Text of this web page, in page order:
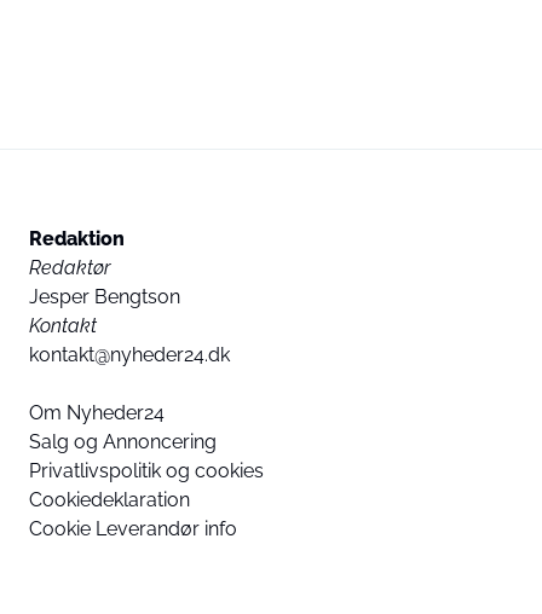
Redaktion
Redaktør
Jesper Bengtson
Kontakt
kontakt@nyheder24.dk
Om Nyheder24
Salg og Annoncering
Privatlivspolitik og cookies
Cookiedeklaration
Cookie Leverandør info